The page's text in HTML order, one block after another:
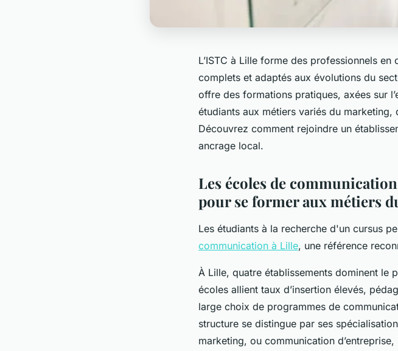
L’ISTC à Lille forme des professionnels
complets et adaptés aux évolutions du
offre des formations pratiques, axées sur
étudiants aux métiers variés du
Découvrez comment rejoindre un
ancrage local.
Les écoles de
pour se former aux métiers
Les étudiants à la recherche d'un cursus
communication à Lille, une référence
À Lille, quatre établissements dominent le
écoles allient taux d’insertion élevés,
large choix de programmes de
structure se distingue par ses
marketing, ou communication